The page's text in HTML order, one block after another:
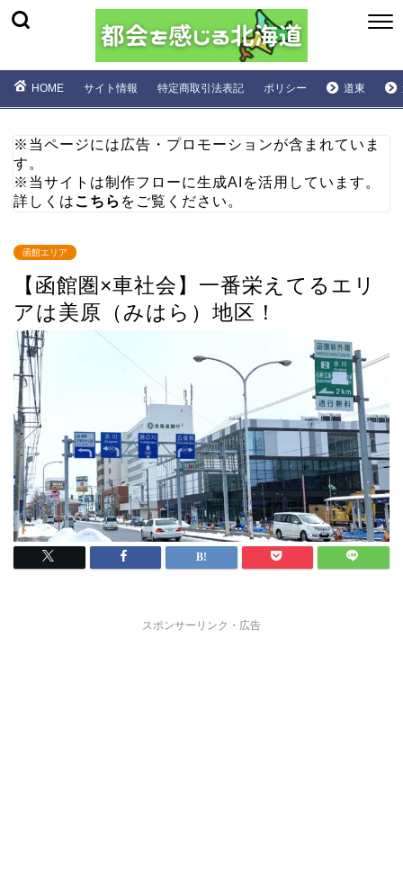
HOME サイト情報 特定商取引法表記 ポリシー 道東
※当ページには広告・プロモーションが含まれていま
す。
※当サイトは制作フローに生成AIを活用しています。
詳しくはこちら をご覧ください。
函館エリア
【函館圏×車社会】一番栄えてるエリ
アは美原（みはら）地区！
スポンサーリンク・広告